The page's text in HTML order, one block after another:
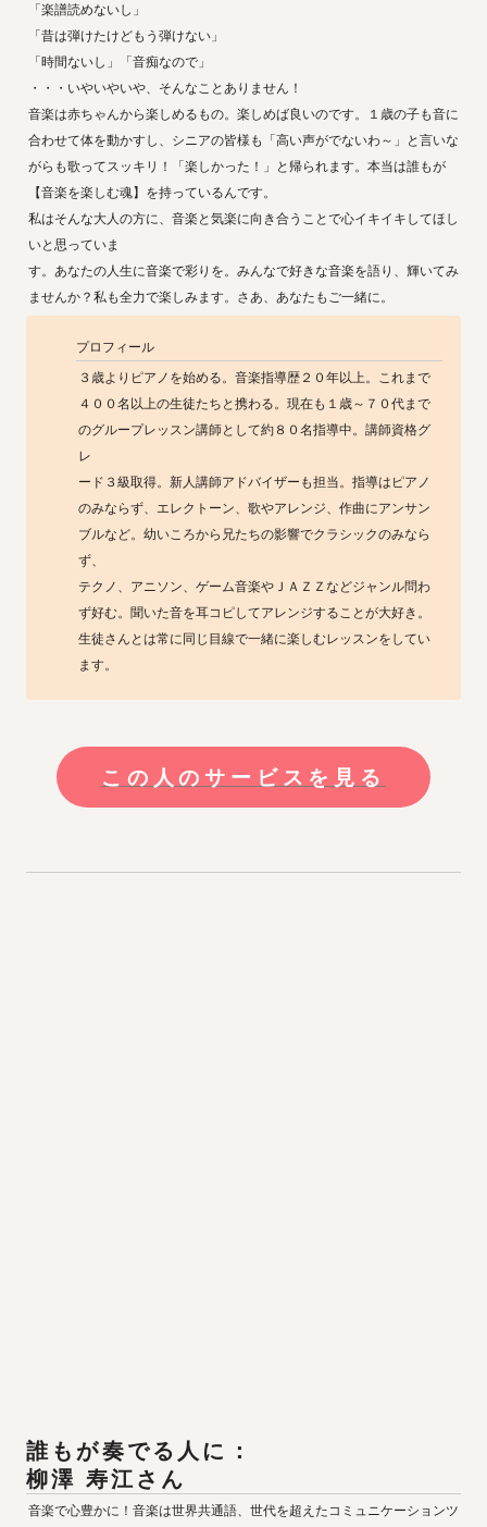
「楽譜読めないし」
「昔は弾けたけどもう弾けない」
「時間ないし」「音痴なので」
・・・いやいやいや、そんなことありません！
音楽は赤ちゃんから楽しめるもの。楽しめば良いのです。１歳の子も音に
合わせて体を動かすし、シニアの皆様も「高い声がでないわ～」と言いな
がらも歌ってスッキリ！「楽しかった！」と帰られます。本当は誰もが
【音楽を楽しむ魂】を持っているんです。
私はそんな大人の方に、音楽と気楽に向き合うことで心イキイキしてほし
いと思っていま
す。あなたの人生に音楽で彩りを。みんなで好きな音楽を語り、輝いてみ
ませんか？私も全力で楽しみます。さあ、あなたもご一緒に。
プロフィール
３歳よりピアノを始める。音楽指導歴２０年以上。これまで
４００名以上の生徒たちと携わる。現在も１歳～７０代まで
のグループレッスン講師として約８０名指導中。講師資格グ
レ
ード３級取得。新人講師アドバイザーも担当。指導はピアノ
のみならず、エレクトーン、歌やアレンジ、作曲にアンサン
ブルなど。幼いころから兄たちの影響でクラシックのみなら
ず、
テクノ、アニソン、ゲーム音楽やＪＡＺＺなどジャンル問わ
ず好む。聞いた音を耳コピしてアレンジすることが大好き。
生徒さんとは常に同じ目線で一緒に楽しむレッスンをしてい
ます。
この人のサービスを見る
柳澤 寿江さん
音楽で心豊かに！音楽は世界共通語、世代を超えたコミュニケーションツ